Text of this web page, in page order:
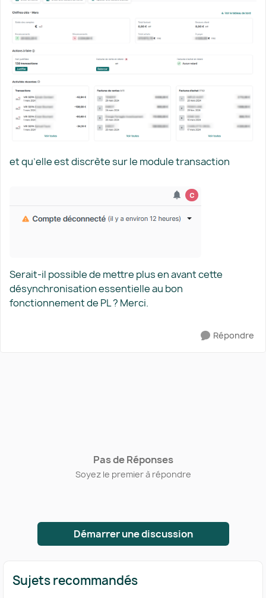
et qu’elle est discrète sur le module transaction
Serait-il possible de mettre plus en avant cette
désynchronisation essentielle au bon
fonctionnement de PL ? Merci.
Répondre
Pas de Réponses
Soyez le premier à répondre
Démarrer une discussion
Sujets recommandés